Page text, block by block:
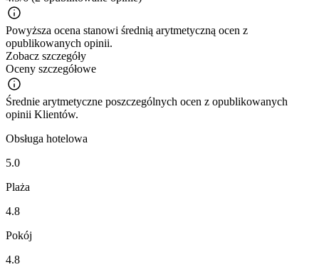
Powyższa ocena stanowi średnią arytmetyczną ocen z
opublikowanych opinii.
Zobacz szczegóły
Oceny szczegółowe
Średnie arytmetyczne poszczególnych ocen z opublikowanych
opinii Klientów.
Obsługa hotelowa
5.0
Plaża
4.8
Pokój
4.8